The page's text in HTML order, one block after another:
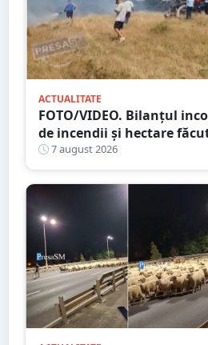
ACTUALITATE
FOTO/VIDEO. Bilanțul
de incendii și hectare
județul Satu Mare
7 august 2026